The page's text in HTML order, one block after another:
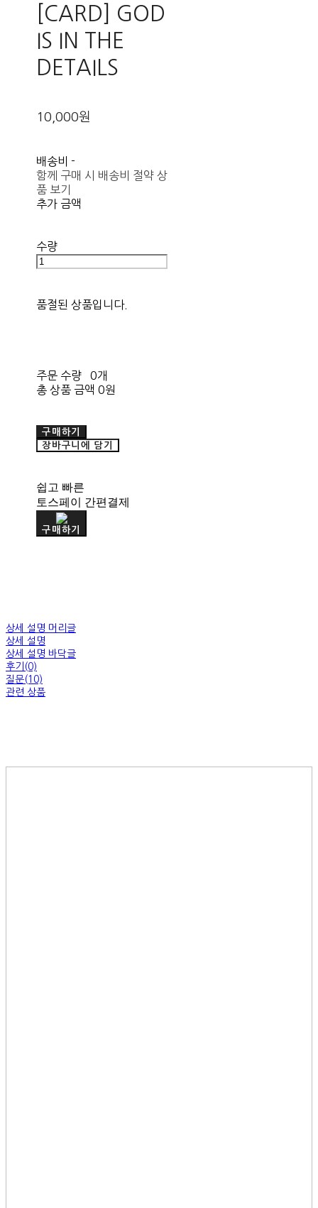
[CARD] GOD
IS IN THE
DETAILS
10,000원
배송비-
함께 구매 시 배송비 절약 상
품 보기
추가 금액
수량
품절된 상품입니다.
주문 수량
0개
총 상품 금액 0원
구매하기
장바구니에 담기
쉽고 빠른
토스페이 간편결제
구매하기
상세 설명 머리글
상세 설명
상세 설명 바닥글
후기(0)
질문(10)
관련 상품